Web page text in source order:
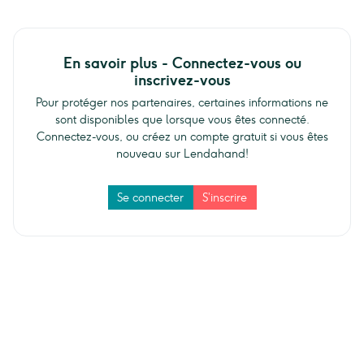
En savoir plus - Connectez-vous ou
inscrivez-vous
Pour protéger nos partenaires, certaines informations ne
sont disponibles que lorsque vous êtes connecté.
Connectez-vous, ou créez un compte gratuit si vous êtes
nouveau sur Lendahand!
Se connecter S’inscrire